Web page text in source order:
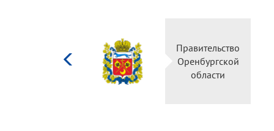
Правительство
Оренбургской
области